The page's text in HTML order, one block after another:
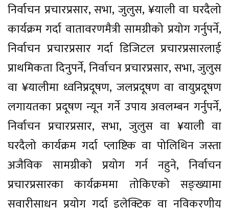
निर्वाचन प्रचारप्रसार, सभा, जुलुस, ¥याली वा घरदैलो
कार्यक्रम गर्दा वातावरणमैत्री सामग्रीको प्रयोग गर्नुपर्ने,
निर्वाचन प्रचारप्रसार गर्दा डिजिटल प्रचारप्रसारलाई
प्राथमिकता दिनुपर्ने, निर्वाचन प्रचारप्रसार, सभा, जुलुस
वा ¥यालीमा ध्वनिप्रदूषण, जलप्रदूषण वा वायुप्रदूषण
लगायतका प्रदूषण न्यून गर्ने उपाय अवलम्बन गर्नुपर्ने,
निर्वाचन प्रचारप्रसार, सभा, जुलुस वा ¥याली वा
घरदैलो कार्यक्रम गर्दा प्लाष्टिक वा पोलिथिन जस्ता
अजैविक सामग्रीको प्रयोग गर्न नहुने, निर्वाचन
प्रचारप्रसारका कार्यक्रममा तोकिएको सङ्ख्यामा
सवारीसाधन प्रयोग गर्दा इलेक्ट्रिक वा नविकरणीय